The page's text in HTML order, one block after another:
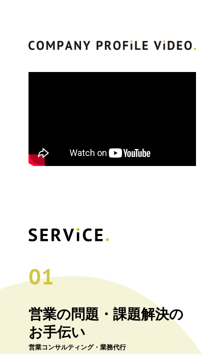
01
営業の問題・課題解決の
お手伝い
営業コンサルティング・業務代行